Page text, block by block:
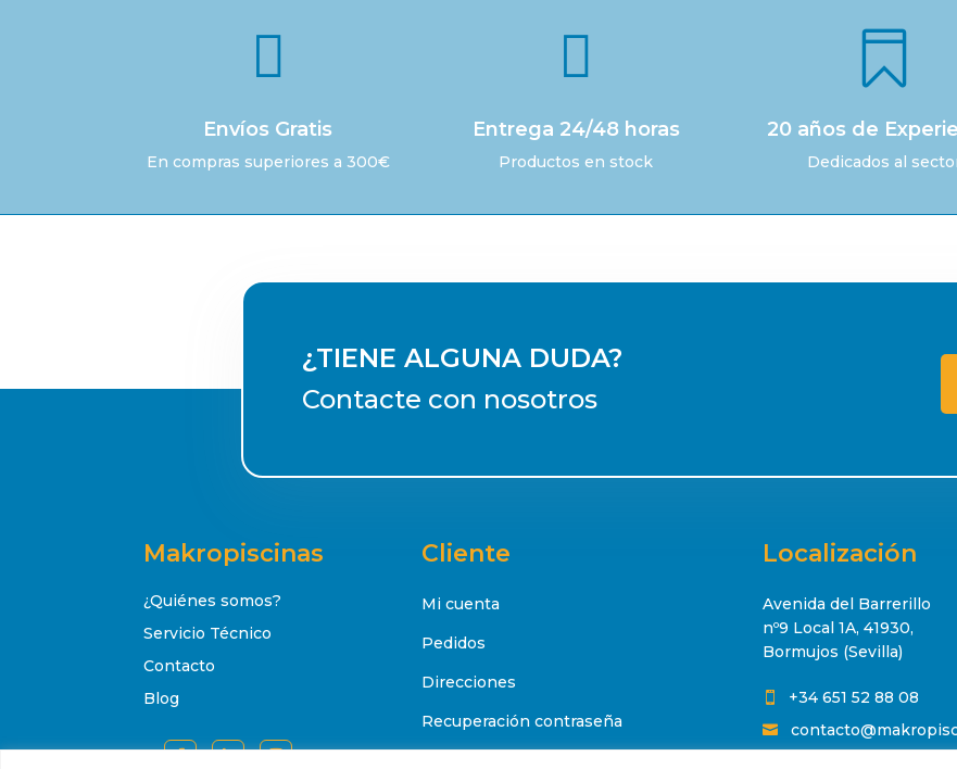

Envíos Gratis
En compras superiores a 300€

Entrega 24/48 horas
Productos en stock

20 años de
Dedicados al
¿TIENE ALGUNA DUDA?
Contacte con nosotros
Makropiscinas
¿Quiénes somos?
Servicio Técnico
Contacto
Blog
Cliente
Mi cuenta
Pedidos
Direcciones
Recuperación contraseña
Localización
Avenida del Barrerillo
nº9 Local 1A, 41930,
Bormujos (Sevilla)
 +34 651 52 88 08
